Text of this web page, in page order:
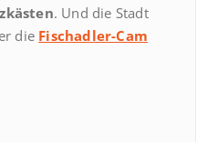
. Und die Stadt
die Fischadler-Cam